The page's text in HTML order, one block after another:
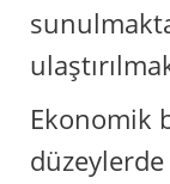
Ekonomik